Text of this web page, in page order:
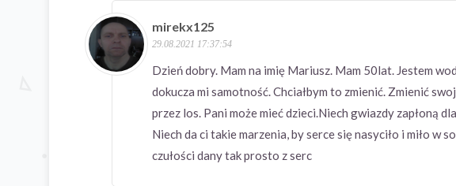
mirekx125
29.08.2021 17:37:54
Dzień dobry. Mam na imię Mariusz. Mam 50lat. Jestem
dokucza mi samotność. Chciałbym to zmienić. Zmienić
przez los. Pani może mieć dzieci.Niech gwiazdy zapłoną
Niech da ci takie marzenia, by serce się nasyciło i miło w
czułości dany tak prosto z serc